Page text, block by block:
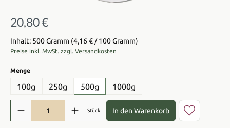
Regulärer Preis:
20,80 €
Inhalt: 500 Gramm (4,16 € / 100 Gramm)
Preise inkl. MwSt. zzgl. Versandkosten
Mengeauswählen
100g 250g 500g 1000g
Produkt Anzahl: Gib den gewünschten Wert ein oder benutze die
Stück In den Warenkorb